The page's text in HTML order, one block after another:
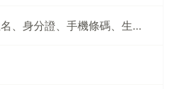
表單驗證：中文姓名、身分證、手機條碼、生日、信箱、手機、選擇縣市